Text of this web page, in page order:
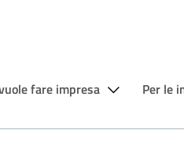
fare impresa Per le